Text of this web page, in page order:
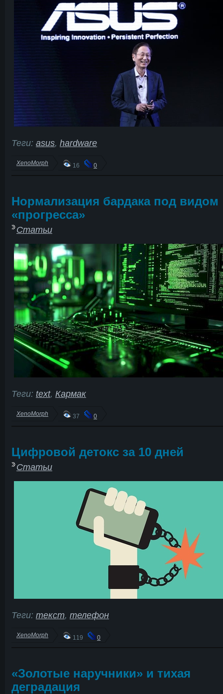
Теги: asus, hardware
XenoMorph 16 0
Нормализация бардака под видом
«прогресса»
Статьи
Теги: text, Кармак
XenoMorph 37 0
Цифровой детокс за 10 дней
Статьи
Теги: текст, телефон
XenoMorph 119 0
«Золотые наручники» и тихая
деградация